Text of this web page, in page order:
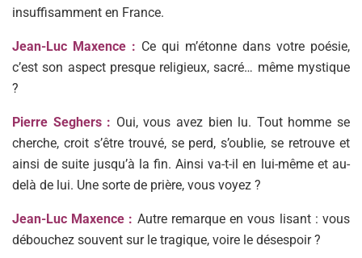
insuffisamment en France.
Jean-Luc Maxence : Ce qui m’étonne dans votre poésie,
c’est son aspect presque religieux, sacré… même mystique
?
Pierre Seghers : Oui, vous avez bien lu. Tout homme se
cherche, croit s’être trouvé, se perd, s’oublie, se retrouve et
ainsi de suite jusqu’à la fin. Ainsi va-t-il en lui-même et au-
delà de lui. Une sorte de prière, vous voyez ?
Jean-Luc Maxence : Autre remarque en vous lisant : vous
débouchez souvent sur le tragique, voire le désespoir ?